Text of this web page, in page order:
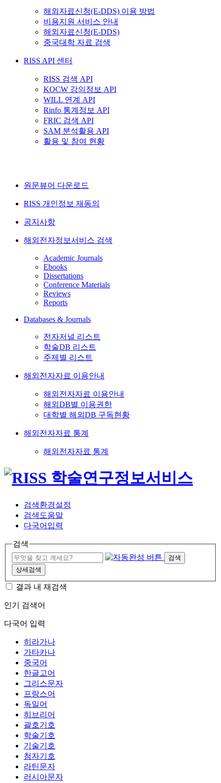
해외자료신청(E-DDS) 이용 방법
비용지원 서비스 안내
해외자료신청(E-DDS)
중국대학 자료 검색
RISS API 센터
RISS 검색 API
KOCW 강의정보 API
WILL 연계 API
Rinfo 통계정보 API
FRIC 검색 API
SAM 분석활용 API
활용 및 참여 현황
원문뷰어 다운로드
RISS 개인정보 재동의
공지사항
해외전자정보서비스 검색
Academic Journals
Ebooks
Dissertations
Conference Materials
Reviews
Reports
Databases & Journals
전자저널 리스트
학술DB 리스트
주제별 리스트
해외전자자료 이용안내
해외전자자료 이용안내
해외DB별 이용권한
대학별 해외DB 구독현황
해외전자자료 통계
해외전자자료 통계
검색환경설정
검색도움말
다국어입력
검색
검색
상세검색
결과 내 재검색
인기 검색어
다국어 입력
히라가나
가타카나
중국어
한글고어
그리스문자
프랑스어
독일어
히브리어
괄호기호
학술기호
기술기호
첨자기호
라틴문자
러시아문자